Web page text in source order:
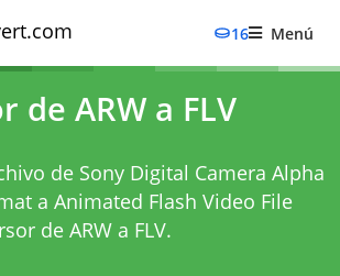
16 Menú
de ARW a FLV
de Sony Digital Camera Alpha
a Animated Flash Video File
de ARW a FLV.